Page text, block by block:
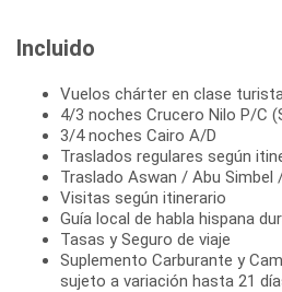
Incluido
Vuelos chárter en clase turista
4/3 noches Crucero Nilo P/C
3/4 noches Cairo A/D
Traslados regulares según
Traslado Aswan / Abu
Visitas según itinerario
Guía local de habla hispana
Tasas y Seguro de viaje
Suplemento Carburante y
sujeto a variación hasta 21